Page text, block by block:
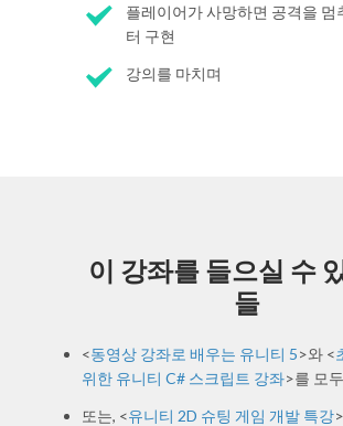
플레이어가 사망하면 공격을 멈
터 구현
강의를 마치며
이 강좌를 들으실 수
들
<동영상 강좌로 배우는 유니티 5>와 <
위한 유니티 C# 스크립트 강좌>를 모
또는, <유니티 2D 슈팅 게임 개발 특강